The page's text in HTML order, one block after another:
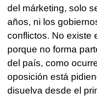
del márketing, solo
años, ni los
conflictos. No existe
porque no forma
del país, como
oposición está
disuelva desde el